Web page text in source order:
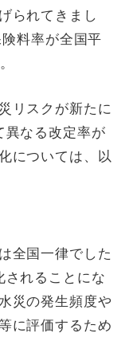
られてきまし
料率が全国平
リスクが新たに
異なる改定率が
については、以
全国一律でした
されることにな
災の発生頻度や
に評価するため